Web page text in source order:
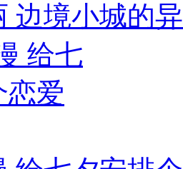
边境小城的